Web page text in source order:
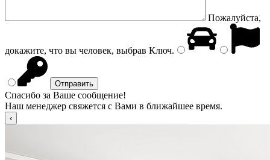
Пожалуйста,
докажите, что вы человек, выбрав Ключ.
Спасибо за Ваше сообщение!
Наш менеджер свяжется с Вами в ближайшее время.